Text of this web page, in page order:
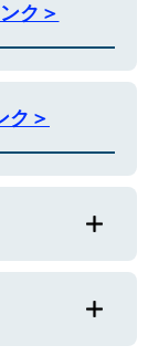
ク＞
ク＞